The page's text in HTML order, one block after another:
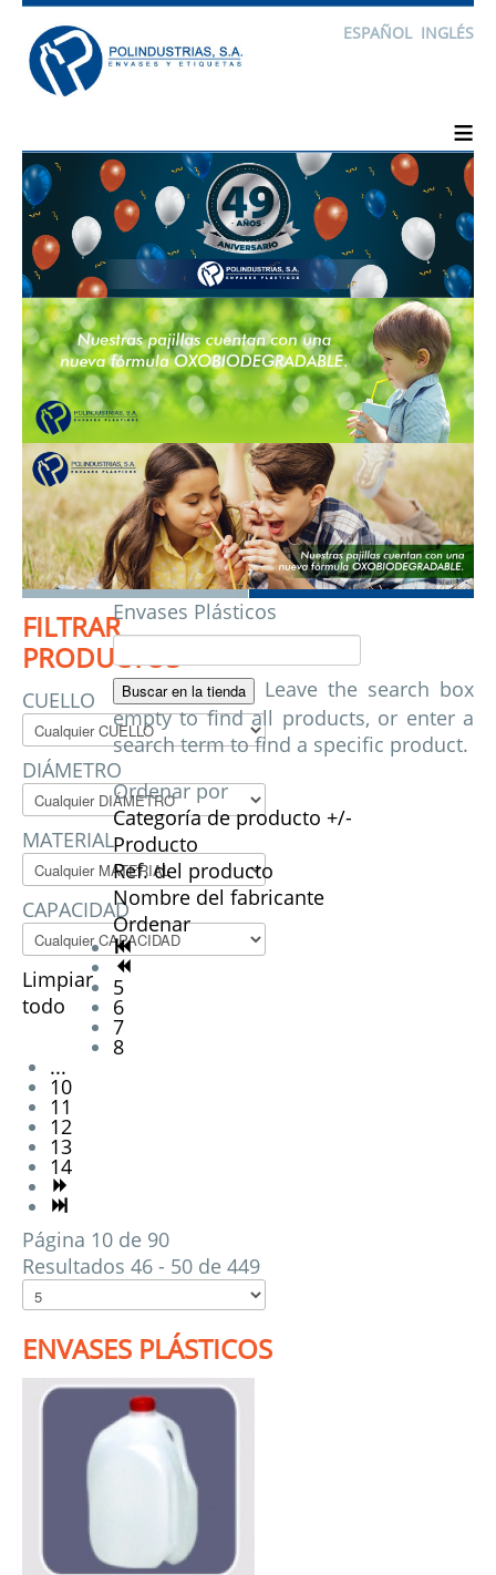
ESPAÑOL INGLÉS
≡
FILTRAR
PRODUCTOS
CUELLO
DIÁMETRO
MATERIAL
CAPACIDAD
Limpiar
todo
Envases Plásticos
Leave the search box
empty to find all products, or enter a
search term to find a specific product.
Ordenar por
Categoría de producto +/-
Producto
Ref. del producto
Nombre del fabricante
Ordenar
5
6
7
8
...
10
11
12
13
14
Página 10 de 90
Resultados 46 - 50 de 449
ENVASES PLÁSTICOS